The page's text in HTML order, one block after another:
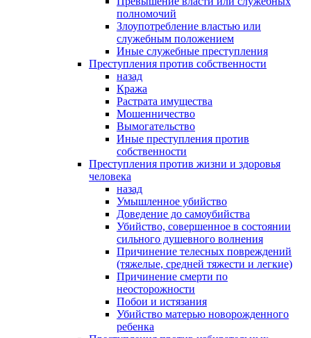
полномочий
Злоупотребление властью или
служебным положением
Иные служебные преступления
Преступления против собственности
назад
Кража
Растрата имущества
Мошенничество
Вымогательство
Иные преступления против
собственности
Преступления против жизни и здоровья
человека
назад
Умышленное убийство
Доведение до самоубийства
Убийство, совершенное в состоянии
сильного душевного волнения
Причинение телесных повреждений
(тяжелые, средней тяжести и легкие)
Причинение смерти по
неосторожности
Побои и истязания
Убийство матерью новорожденного
ребенка